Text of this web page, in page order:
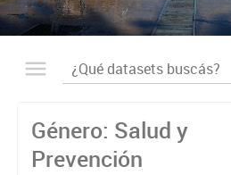
Género: Salud y
Prevención